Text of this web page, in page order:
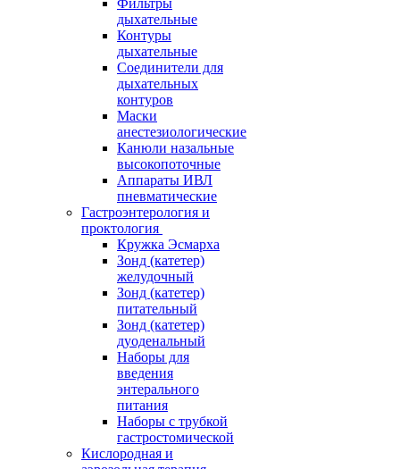
Фильтры
дыхательные
Контуры
дыхательные
Соединители для
дыхательных
контуров
Маски
анестезиологические
Канюли назальные
высокопоточные
Аппараты ИВЛ
пневматические
Гастроэнтерология и
проктология
Кружка Эсмарха
Зонд (катетер)
желудочный
Зонд (катетер)
питательный
Зонд (катетер)
дуоденальный
Наборы для
введения
энтерального
питания
Наборы с трубкой
гастростомической
Кислородная и